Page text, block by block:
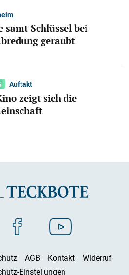
samt Schlüssel bei
geraubt
Auftakt
zeigt sich die
AGB Kontakt
Widerruf
Einstellungen